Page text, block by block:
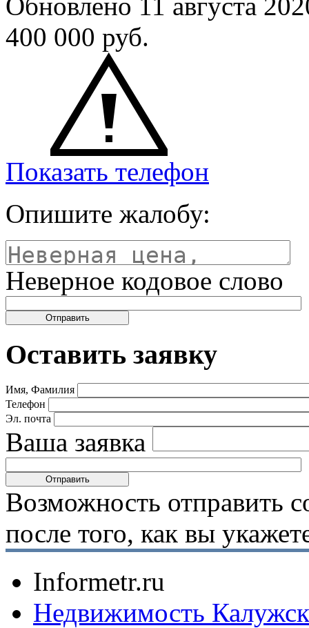
400 000 руб.
Показать телефон
Опишите жалобу:
Неверное кодовое слово
Оставить заявку
Имя, Фамилия
Телефон
Эл. почта
Ваша заявка
Возможность отправить
после того, как вы
Informetr.ru
Недвижимость